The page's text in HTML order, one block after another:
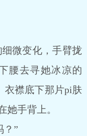
微变化，手臂拢
腰去寻她冰凉的
衣襟底下那片pi肤
她手背上。
”